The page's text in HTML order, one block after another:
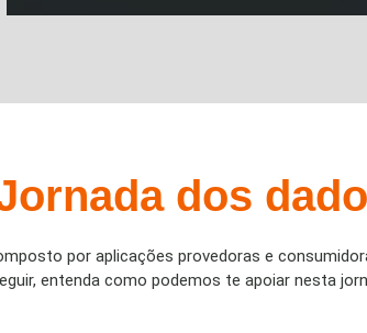
dos
por aplicações provedoras e
entenda como podemos te apoiar nesta